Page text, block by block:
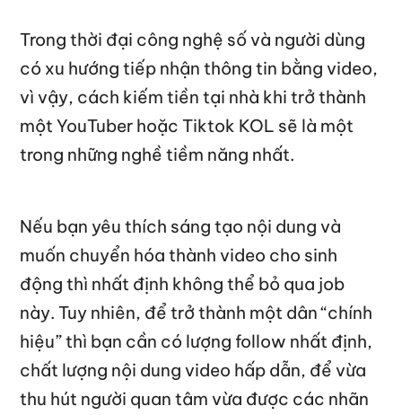
Trong thời đại công nghệ số và người dùng
có xu hướng tiếp nhận thông tin bằng video,
vì vậy, cách kiếm tiền tại nhà khi trở thành
một YouTuber hoặc Tiktok KOL sẽ là một
trong những nghề tiềm năng nhất.
Nếu bạn yêu thích sáng tạo nội dung và
muốn chuyển hóa thành video cho sinh
động thì nhất định không thể bỏ qua job
này. Tuy nhiên, để trở thành một dân “chính
hiệu” thì bạn cần có lượng follow nhất định,
chất lượng nội dung video hấp dẫn, để vừa
thu hút người quan tâm vừa được các nhãn